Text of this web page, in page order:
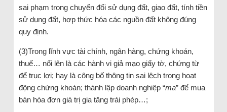
sai phạm trong chuyển đổi sử dụng đất, giao đất, tính tiền
sử dụng đất, hợp thức hóa các nguồn đất không đúng
quy định.
(3)Trong lĩnh vực tài chính, ngân hàng, chứng khoán,
thuế… nổi lên là các hành vi giả mạo giấy tờ, chứng từ
để trục lợi; hay là công bố thông tin sai lệch trong hoạt
động chứng khoán; thành lập doanh nghiệp “ma” để mua
bán hóa đơn giá trị gia tăng trái phép…;